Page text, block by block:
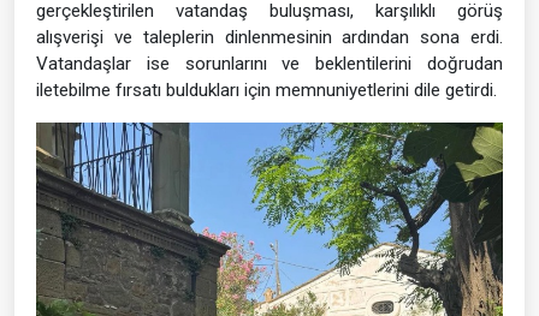
gerçekleştirilen vatandaş buluşması, karşılıklı görüş
alışverişi ve taleplerin dinlenmesinin ardından sona erdi.
Vatandaşlar ise sorunlarını ve beklentilerini doğrudan
iletebilme fırsatı buldukları için memnuniyetlerini dile getirdi.